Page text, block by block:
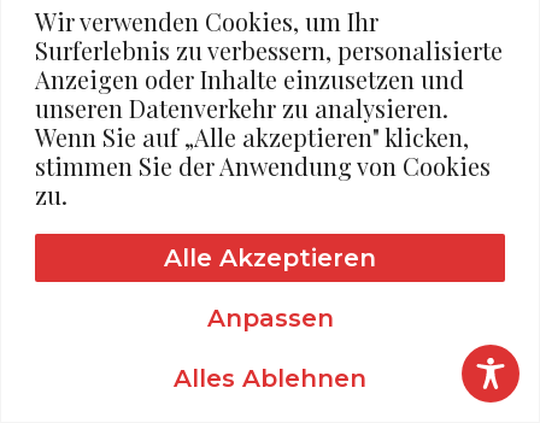
Wir verwenden Cookies, um Ihr
Surferlebnis zu verbessern, personalisierte
Anzeigen oder Inhalte einzusetzen und
unseren Datenverkehr zu analysieren.
Wenn Sie auf „Alle akzeptieren" klicken,
stimmen Sie der Anwendung von Cookies
zu.
Anpassen
Alles Ablehnen
Alle Akzeptieren